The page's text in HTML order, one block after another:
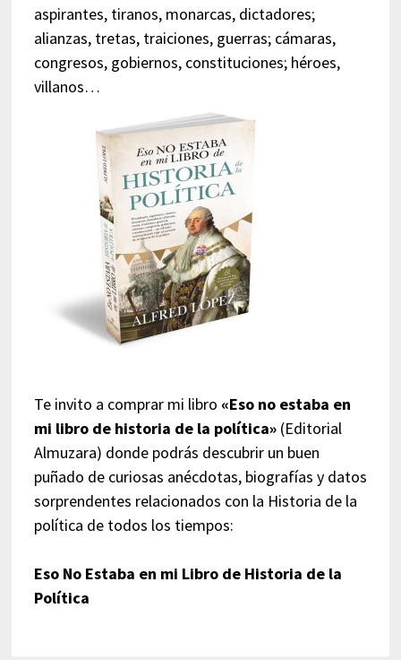
aspirantes, tiranos, monarcas, dictadores;
alianzas, tretas, traiciones, guerras; cámaras,
congresos, gobiernos, constituciones; héroes,
villanos…
Te invito a comprar mi libro «Eso no estaba en
mi libro de historia de la política»(Editorial
Almuzara) donde podrás descubrir un buen
puñado de curiosas anécdotas, biografías y datos
sorprendentes relacionados con la Historia de la
política de todos los tiempos:
Eso No Estaba en mi Libro de Historia de la
Política